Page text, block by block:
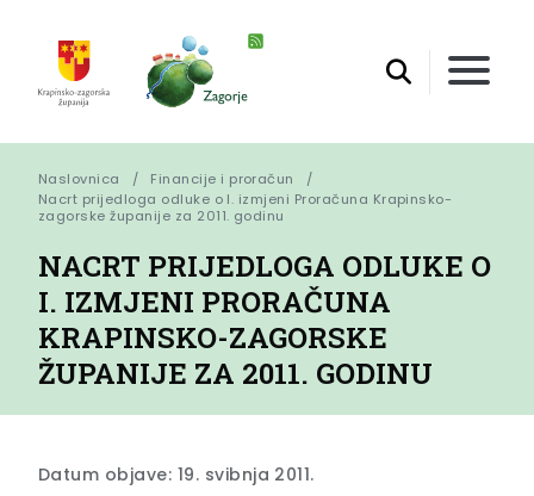
Naslovnica
Financije i proračun
Nacrt prijedloga odluke o I. izmjeni Proračuna Krapinsko-
zagorske županije za 2011. godinu
NACRT PRIJEDLOGA ODLUKE O
I. IZMJENI PRORAČUNA
KRAPINSKO-ZAGORSKE
ŽUPANIJE ZA 2011. GODINU
Datum objave: 19. svibnja 2011.